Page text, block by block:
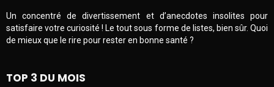
Un concentré de divertissement et d’anecdotes insolites pour
satisfaire votre curiosité ! Le tout sous forme de listes, bien sûr. Quoi
de mieux que le rire pour rester en bonne santé ?
TOP 3 DU MOIS